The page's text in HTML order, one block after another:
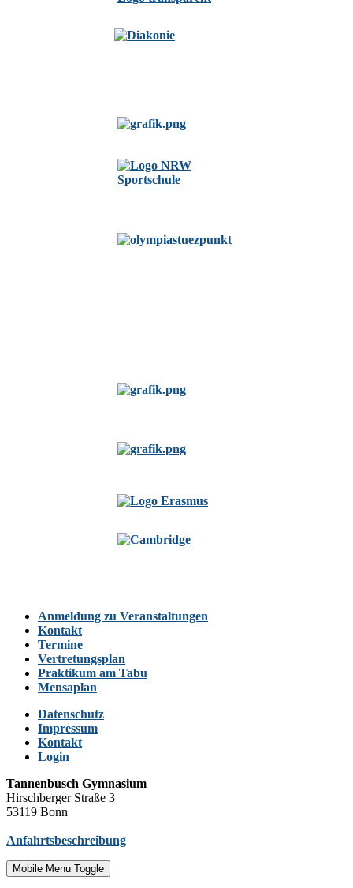
Anmeldung zu Veranstaltungen
Kontakt
Termine
Vertretungsplan
Praktikum am Tabu
Mensaplan
Datenschutz
Impressum
Kontakt
Login
Tannenbusch Gymnasium
Hirschberger Straße 3
53119 Bonn
Anfahrtsbeschreibung
Mobile Menu Toggle